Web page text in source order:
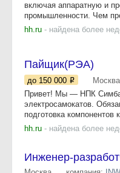
включая аппаратную и
промышленности. Чем
hh.ru - найдена более
Пайщик(РЭА)
до 150 000 Москва
Привет! Мы — НПК Симба,
электросамокатов.
подготовка компонентов
hh.ru - найдена более
Инженер-